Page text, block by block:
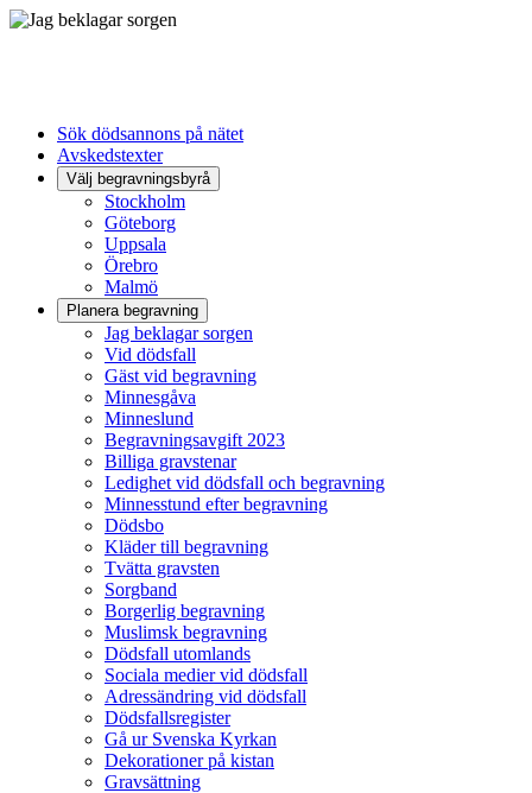
Sök dödsannons på nätet
Avskedstexter
Välj begravningsbyrå
Stockholm
Göteborg
Uppsala
Örebro
Malmö
Planera begravning
Jag beklagar sorgen
Vid dödsfall
Gäst vid begravning
Minnesgåva
Minneslund
Begravningsavgift 2023
Billiga gravstenar
Ledighet vid dödsfall och begravning
Minnesstund efter begravning
Dödsbo
Kläder till begravning
Tvätta gravsten
Sorgband
Borgerlig begravning
Muslimsk begravning
Dödsfall utomlands
Sociala medier vid dödsfall
Adressändring vid dödsfall
Dödsfallsregister
Gå ur Svenska Kyrkan
Dekorationer på kistan
Gravsättning